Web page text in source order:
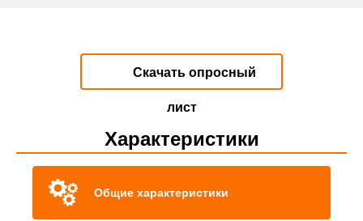
Скачать опросный
лист
Характеристики
Общие характеристики